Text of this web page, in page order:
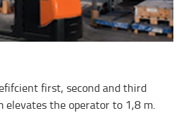
first, second and third
elevates the operator to 1,8 m.